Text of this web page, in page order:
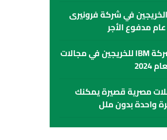
الخريجين في شركة فرونيرى
التدريب في شركة IBM للخريجين في مجالات
مصرية قصيرة يمكنك
واحدة بدون ملل